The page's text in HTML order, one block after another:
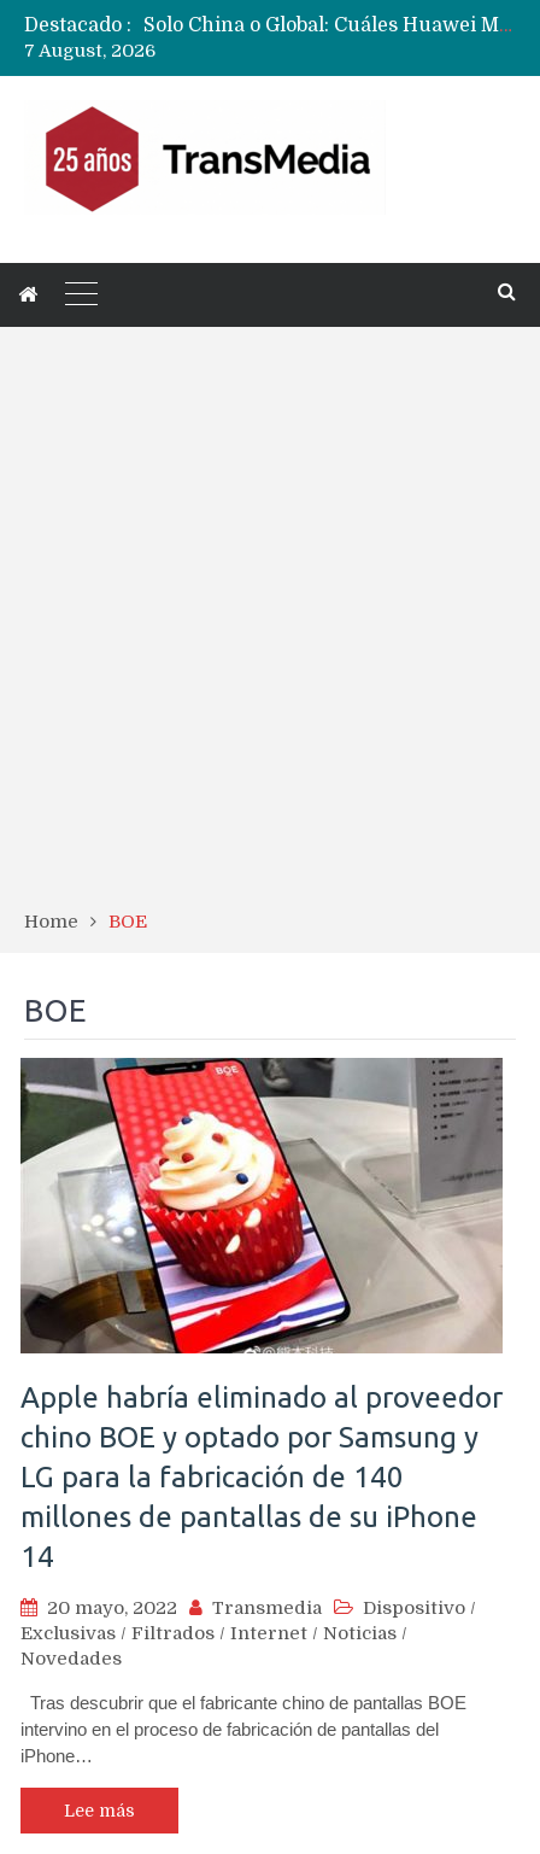
Destacado :
Data Centers de Huawei en Chile, México, Brasil,Perú y Argentina podrían verse afectados por arremetida de EE.UU
7 August, 2026
Home BOE
BOE
Apple habría eliminado al proveedor
chino BOE y optado por Samsung y
LG para la fabricación de 140
millones de pantallas de su iPhone
14
20 mayo, 2022 Transmedia Dispositivo /
Exclusivas / Filtrados / Internet / Noticias /
Novedades
Tras descubrir que el fabricante chino de pantallas BOE
intervino en el proceso de fabricación de pantallas del
iPhone…
Lee más